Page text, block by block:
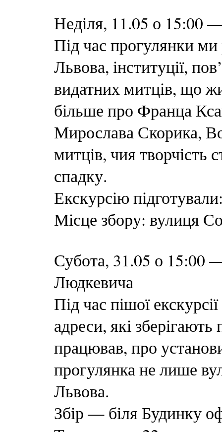
Неділя, 11.05 о 15:00
Під час прогулянки
Львова, інституції,
видатних митців, що
більше про Франца
Мирослава Скорика,
митців, чия творчість
спадку.
Екскурсію
Місце збору: вулиця
Субота, 31.05 о 15:00 —
Людкевича
Під час пішої
адреси, які
працював, про
прогулянка не лише
Львова.
Збір — біля Будинку